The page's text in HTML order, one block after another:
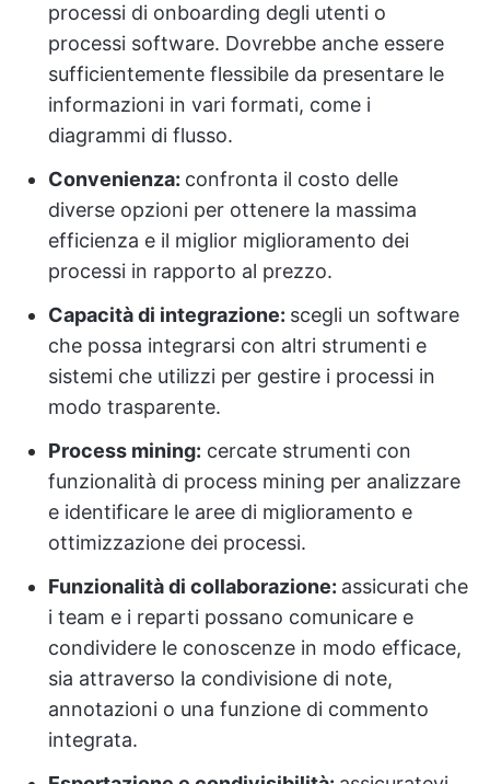
processi di onboarding degli utenti o
processi software. Dovrebbe anche essere
sufficientemente flessibile da presentare le
informazioni in vari formati, come i
diagrammi di flusso.
Convenienza: confronta il costo delle
diverse opzioni per ottenere la massima
efficienza e il miglior miglioramento dei
processi in rapporto al prezzo.
Capacità di integrazione: scegli un software
che possa integrarsi con altri strumenti e
sistemi che utilizzi per gestire i processi in
modo trasparente.
Process mining: cercate strumenti con
funzionalità di process mining per analizzare
e identificare le aree di miglioramento e
ottimizzazione dei processi.
Funzionalità di collaborazione: assicurati che
i team e i reparti possano comunicare e
condividere le conoscenze in modo efficace,
sia attraverso la condivisione di note,
annotazioni o una funzione di commento
integrata.